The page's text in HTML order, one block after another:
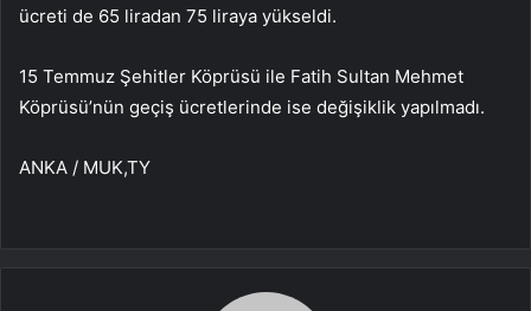
ücreti de 65 liradan 75 liraya yükseldi.
15 Temmuz Şehitler Köprüsü ile Fatih Sultan Mehmet
Köprüsü’nün geçiş ücretlerinde ise değişiklik yapılmadı.
ANKA / MUK,TY